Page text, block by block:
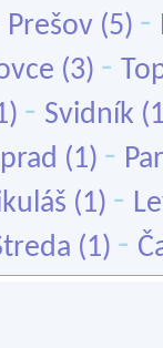
Prešov (5) -
(3) -
- Svidník
(1) -
(1) -
(1) -